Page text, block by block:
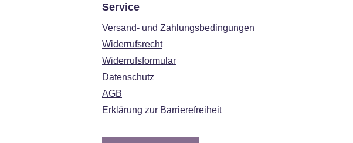
Service
Versand- und Zahlungsbedingungen
Widerrufsrecht
Widerrufsformular
Datenschutz
AGB
Erklärung zur Barrierefreiheit